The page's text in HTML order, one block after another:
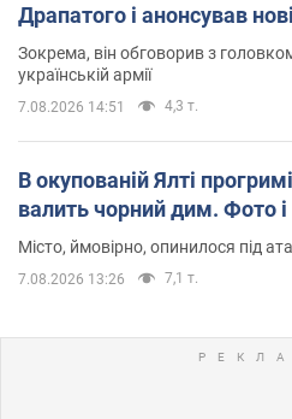
Драпатого і анонсував
Зокрема, він обговорив з
українській армії
7.08.2026 14:51 4,3 т.
В окупованій Ялті
валить чорний дим. Фото і
Місто, ймовірно, опинилося під
7.08.2026 13:26 7,1 т.